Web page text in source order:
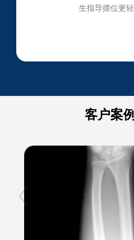
客户案例